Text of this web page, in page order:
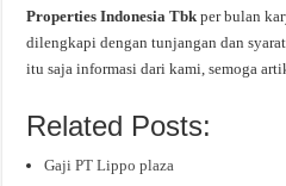
Properties Indonesia Tbkper bulan
dilengkapi dengan tunjangan dan
itu saja informasi dari kami, semoga
Related Posts:
Gaji PT Lippo plaza